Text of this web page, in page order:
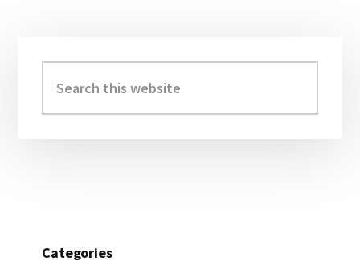
Sidebar
this
website
Categories